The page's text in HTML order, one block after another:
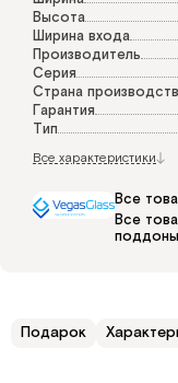
Высота
Ширина входа
Производитель
Серия
Страна
Гарантия
Тип
Все характеристики
Все
Все
Подарок